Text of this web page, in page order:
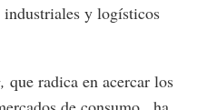
industriales y logísticos
que radica en acercar los